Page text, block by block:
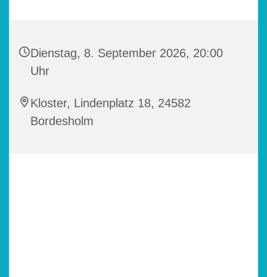
Dienstag, 8. September 2026, 20:00
Uhr
Kloster, Lindenplatz 18, 24582
Bordesholm